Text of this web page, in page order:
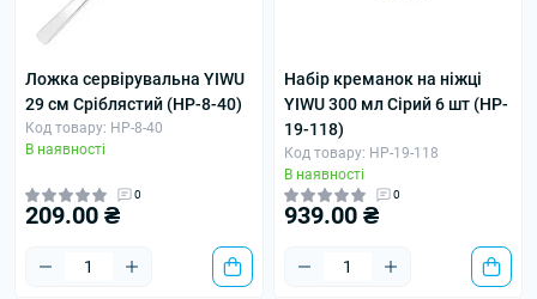
Ложка сервірувальна YIWU
29 см Сріблястий (HP-8-40)
Код товару: HP-8-40
В наявності
0
209.00 ₴
Набір креманок на ніжці
YIWU 300 мл Сірий 6 шт (HP-
19-118)
Код товару: HP-19-118
В наявності
0
939.00 ₴